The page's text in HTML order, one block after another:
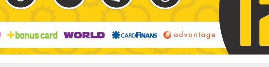
İnternet Bilgisayar Ağ Network Kablosu Cat5
KoçsatCat 5 - Network İnternet Kablosu Hazır Tak Kullan Montajlı
26 Awg
Sipariş vermeden önce istediğiniz uzunluğu Metre seçimi alanından